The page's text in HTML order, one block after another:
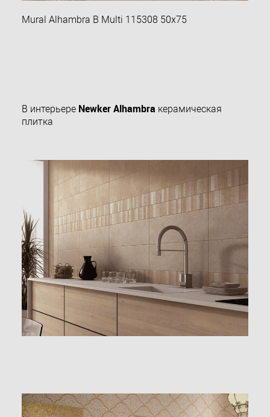
Mural Alhambra B Multi 115308 50х75
В интерьере Newker Alhambra керамическая
плитка